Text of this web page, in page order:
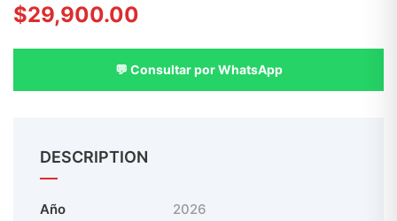
$29,900.00
💬 Consultar por WhatsApp
DESCRIPTION
Año
2026